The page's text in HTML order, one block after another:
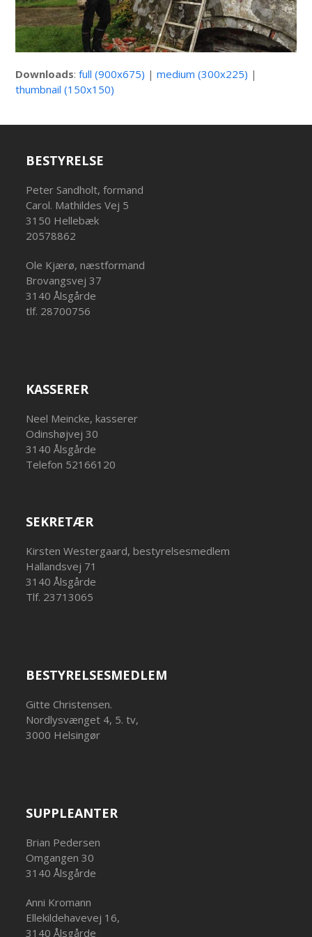
Downloads:full (900x675) |medium (300x225) |
thumbnail (150x150)
BESTYRELSE
Peter Sandholt, formand
Carol. Mathildes Vej 5
3150 Hellebæk
20578862
Ole Kjærø, næstformand
Brovangsvej 37
3140 Ålsgårde
tlf. 28700756
KASSERER
Neel Meincke, kasserer
Odinshøjvej 30
3140 Ålsgårde
Telefon 52166120
SEKRETÆR
Kirsten Westergaard, bestyrelsesmedlem
Hallandsvej 71
3140 Ålsgårde
Tlf. 23713065
BESTYRELSESMEDLEM
Gitte Christensen.
Nordlysvænget 4, 5. tv,
3000 Helsingør
SUPPLEANTER
Brian Pedersen
Omgangen 30
3140 Ålsgårde
Anni Kromann
Ellekildehavevej 16,
3140 Ålsgårde